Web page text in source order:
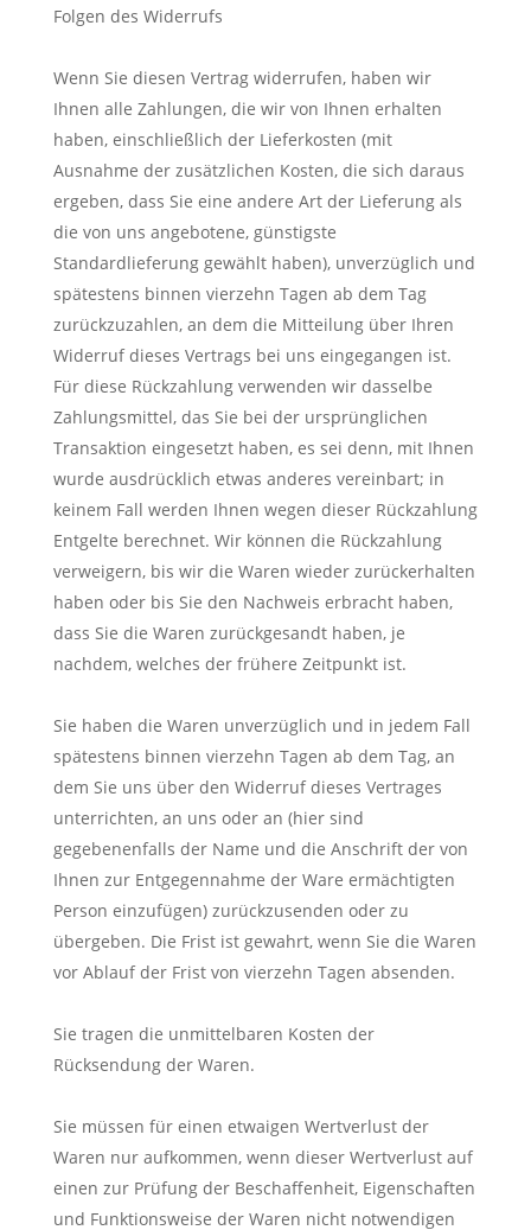
Folgen des Widerrufs
Wenn Sie diesen Vertrag widerrufen, haben wir
Ihnen alle Zahlungen, die wir von Ihnen erhalten
haben, einschließlich der Lieferkosten (mit
Ausnahme der zusätzlichen Kosten, die sich daraus
ergeben, dass Sie eine andere Art der Lieferung als
die von uns angebotene, günstigste
Standardlieferung gewählt haben), unverzüglich und
spätestens binnen vierzehn Tagen ab dem Tag
zurückzuzahlen, an dem die Mitteilung über Ihren
Widerruf dieses Vertrags bei uns eingegangen ist.
Für diese Rückzahlung verwenden wir dasselbe
Zahlungsmittel, das Sie bei der ursprünglichen
Transaktion eingesetzt haben, es sei denn, mit Ihnen
wurde ausdrücklich etwas anderes vereinbart; in
keinem Fall werden Ihnen wegen dieser Rückzahlung
Entgelte berechnet. Wir können die Rückzahlung
verweigern, bis wir die Waren wieder zurückerhalten
haben oder bis Sie den Nachweis erbracht haben,
dass Sie die Waren zurückgesandt haben, je
nachdem, welches der frühere Zeitpunkt ist.
Sie haben die Waren unverzüglich und in jedem Fall
spätestens binnen vierzehn Tagen ab dem Tag, an
dem Sie uns über den Widerruf dieses Vertrages
unterrichten, an uns oder an (hier sind
gegebenenfalls der Name und die Anschrift der von
Ihnen zur Entgegennahme der Ware ermächtigten
Person einzufügen) zurückzusenden oder zu
übergeben. Die Frist ist gewahrt, wenn Sie die Waren
vor Ablauf der Frist von vierzehn Tagen absenden.
Sie tragen die unmittelbaren Kosten der
Rücksendung der Waren.
Sie müssen für einen etwaigen Wertverlust der
Waren nur aufkommen, wenn dieser Wertverlust auf
einen zur Prüfung der Beschaffenheit, Eigenschaften
und Funktionsweise der Waren nicht notwendigen